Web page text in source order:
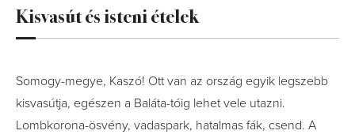
Kisvasút és isteni ételek
Somogy-megye, Kaszó! Ott van az ország egyik legszebb
kisvasútja, egészen a Baláta-tóig lehet vele utazni.
Lombkorona-ösvény, vadaspark, hatalmas fák, csend. A